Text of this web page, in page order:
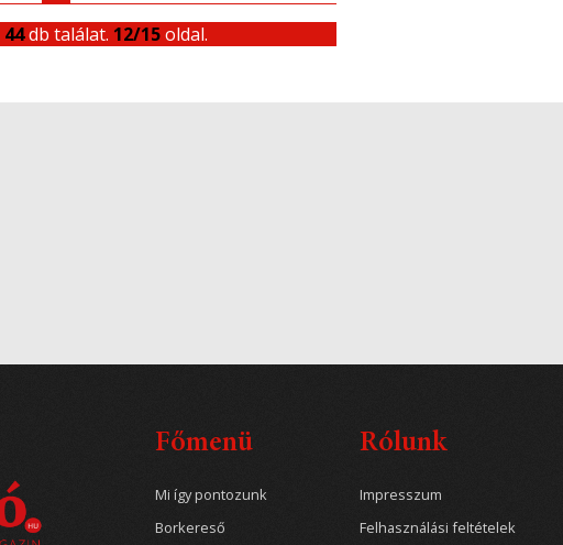
44db találat. 12/15oldal.
Főmenü
Mi így pontozunk
Borkereső
Rólunk
Impresszum
Felhasználási feltételek